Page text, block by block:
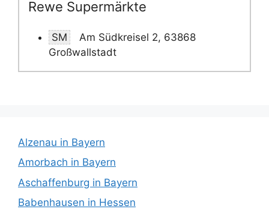
Rewe Supermärkte
SM
Am Südkreisel 2, 63868
Großwallstadt
Alzenau in Bayern
Amorbach in Bayern
Aschaffenburg in Bayern
Babenhausen in Hessen